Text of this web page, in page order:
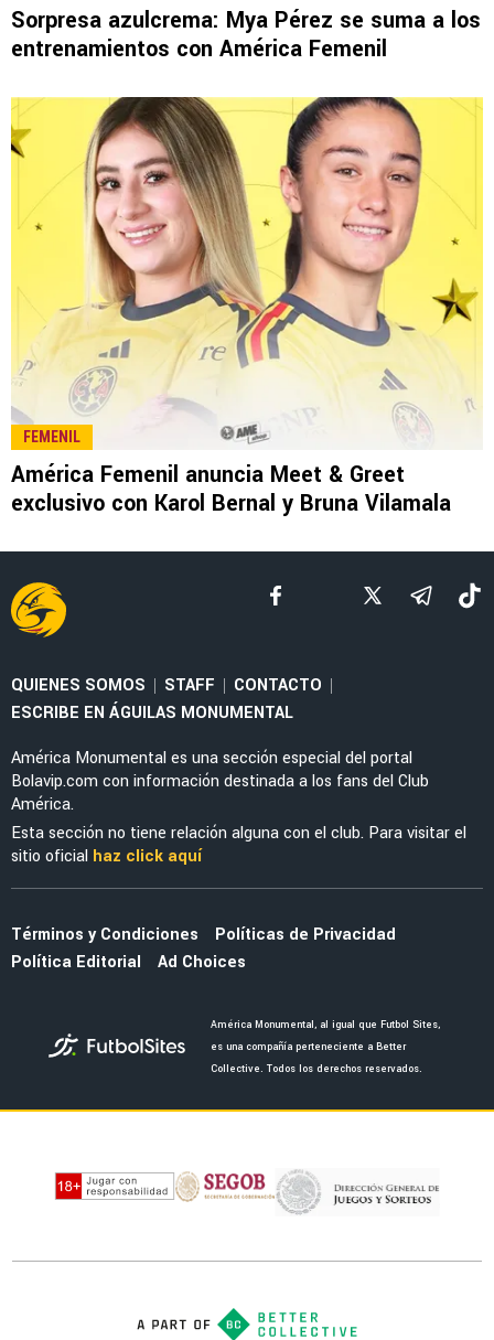
Sorpresa azulcrema: Mya Pérez se suma a los
entrenamientos con América Femenil
FEMENIL
América Femenil anuncia Meet & Greet
exclusivo con Karol Bernal y Bruna Vilamala
QUIENES SOMOS | STAFF | CONTACTO |
ESCRIBE EN ÁGUILAS MONUMENTAL
América Monumental es una sección especial del portal
Bolavip.com con información destinada a los fans del Club
América.
Esta sección no tiene relación alguna con el club. Para visitar el
sitio oficial haz click aquí
Términos y Condiciones
Políticas de Privacidad
Política Editorial
Ad Choices
América Monumental, al igual que Futbol Sites,
es una compañía perteneciente a Better
Collective. Todos los derechos reservados.